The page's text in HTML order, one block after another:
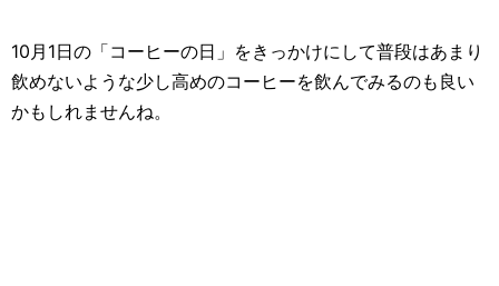
10月1日の「コーヒーの日」をきっかけにして普段はあまり
飲めないような少し高めのコーヒーを飲んでみるのも良い
かもしれませんね。